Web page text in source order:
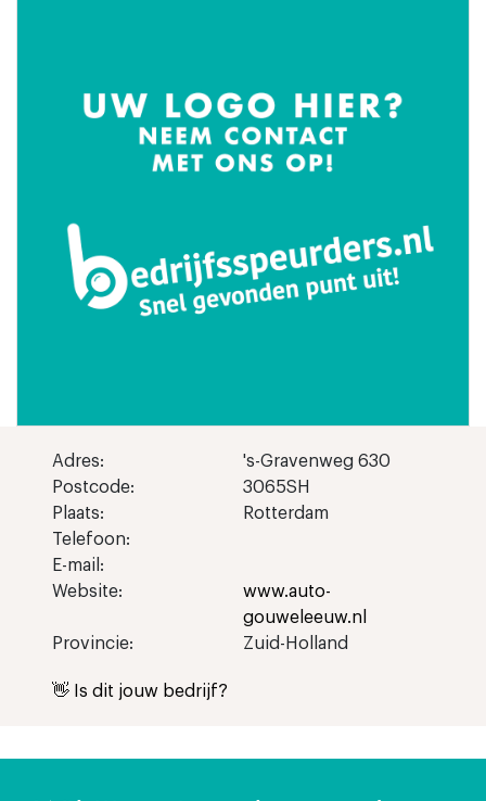
Adres:
's-Gravenweg 630
Postcode:
3065SH
Plaats:
Rotterdam
Telefoon:
E-mail:
Website:
www.auto-
gouweleeuw.nl
Provincie:
Zuid-Holland
👋 Is dit jouw bedrijf?